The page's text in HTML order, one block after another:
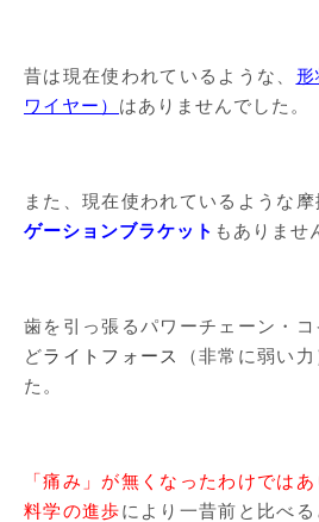
昔は現在使われているような、 形
ワイヤー） はありませんでした。
また、現在使われているような
ゲーションブラケット もありませ
歯を引っ張るパワーチェーン・
どライトフォース
（非常に弱い
た。
「痛み」が無くなったわけでは
料学の進歩により一昔前と比べ